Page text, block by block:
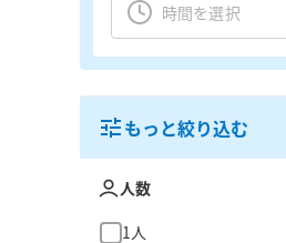
もっと絞り込む
人数
1人